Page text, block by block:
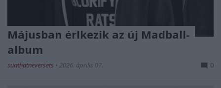
Májusban érlkezik az új Madball-
album
sunthatneversets • 2026. április 07. 0